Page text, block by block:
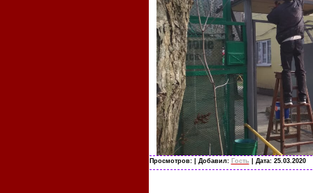
Просмотров: | Добавил: Гость | Дата: 25.03.2020